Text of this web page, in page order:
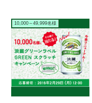
10,000～49,999名様